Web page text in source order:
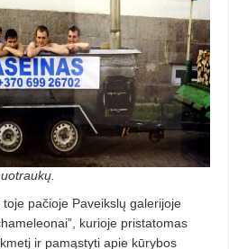
pačioje Paveikslų galerijoje
kurioje pristatomas
ir pamąstyti apie kūrybos